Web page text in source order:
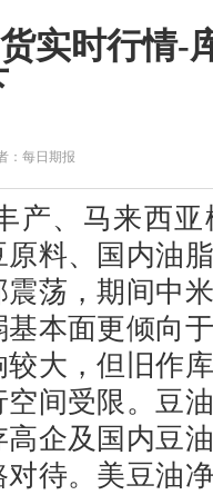
实时行情-
：每日期报
、马来西亚
料、国内油
荡，期间中
本面更倾向
大，但旧作
间受限。豆
企及国内豆
待。美豆油